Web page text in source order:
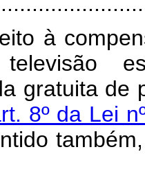
à
gratuita de
8º da Lei